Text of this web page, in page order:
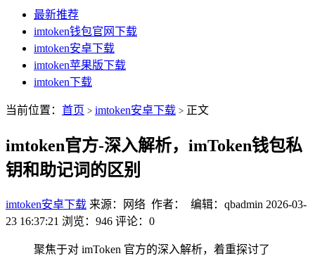
最新推荐
imtoken钱包官网下载
imtoken安卓下载
imtoken苹果版下载
imtoken下载
当前位置： 首页 > imtoken安卓下载 > 正文
imtoken官方-深入解析，imToken钱包私
钥和助记词的区别
imtoken安卓下载 来源：网络 作者： 编辑：qbadmin 2026-03-
23 16:37:21 浏览：946 评论：0
聚焦于对 imToken 官方的深入解析，着重探讨了